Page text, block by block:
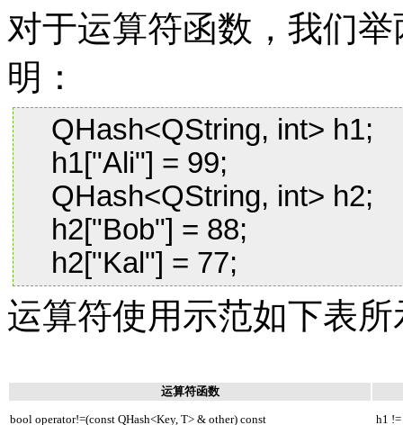
对于运算符函数，我们
明：
QHash<QString, int> h1;
h1["Ali"] = 99;
QHash<QString, int> h2;
h2["Bob"] = 88;
h2["Kal"] = 77;
运算符使用示范如下表所
运算符函数
bool operator!=(const QHash<Key, T> & other) const h1